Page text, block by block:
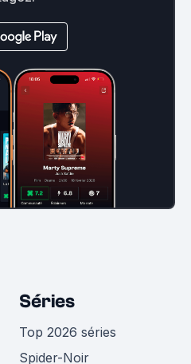
Séries
Top 2026 séries
Spider-Noir